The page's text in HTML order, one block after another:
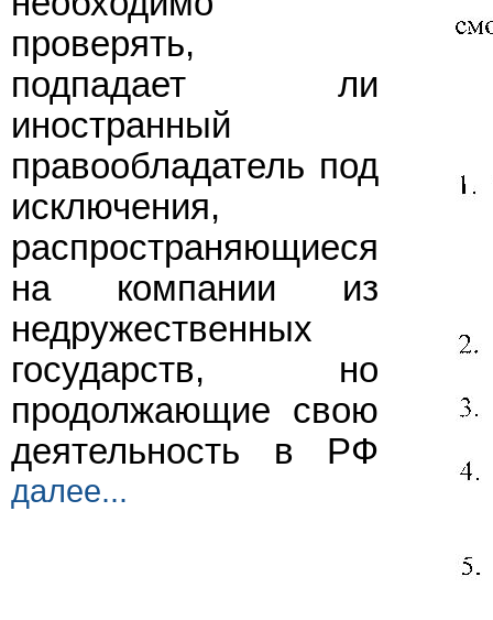
проверять,
подпадает ли
иностранный
правообладатель под
исключения,
распространяющиеся
на компании из
недружественных
государств, но
продолжающие свою
деятельность в РФ
далее...